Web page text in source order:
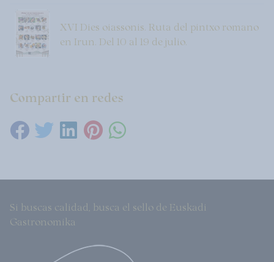
XVI Dies oiassonis. Ruta del pintxo romano
en Irun. Del 10 al 19 de julio.
Compartir en redes
Si buscas calidad, busca el sello de Euskadi
Gastronomika